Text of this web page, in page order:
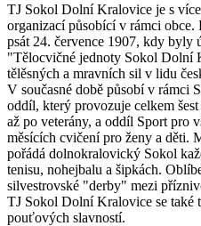
TJ Sokol Dolní Kralovice je s
organizací působící v rámci obce.
psát 24. července 1907, kdy byly
"Tělocvičné jednoty Sokol Dolní
tělěsných a mravních sil v lidu
V současné době působí v rámci
oddíl, který provozuje celkem
až po veterány, a oddíl Sport pro
měsících cvičení pro ženy a děti.
pořádá dolnokralovický Sokol
tenisu, nohejbalu a šipkách.
silvestrovské "derby" mezi
TJ Sokol Dolní Kralovice se také
pouťových slavností.